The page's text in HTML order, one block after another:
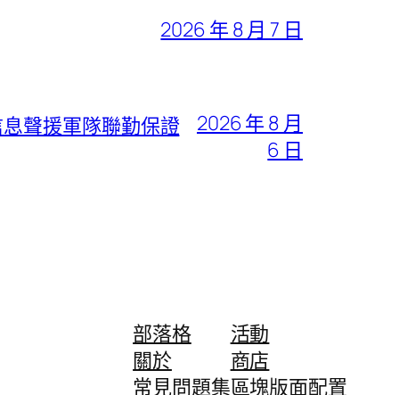
2026 年 8 月 7 日
聲援軍隊聯勤保證
2026 年 8 月
6 日
部落格
關於
常見問題集
活動
商店
區塊版面配置